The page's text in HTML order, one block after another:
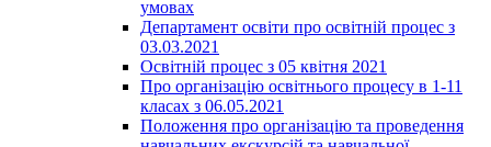
умовах
Департамент освіти про освітній процес з
03.03.2021
Освітній процес з 05 квітня 2021
Про організацію освітнього процесу в 1-11
класах з 06.05.2021
Положення про організацію та проведення